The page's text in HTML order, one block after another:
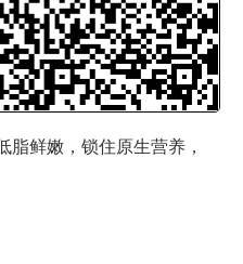
鲜嫩，锁住原生营养，